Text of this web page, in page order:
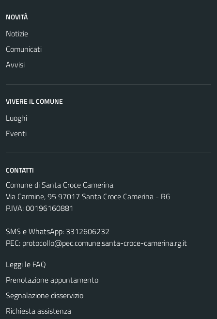
NOVITÀ
Notizie
Comunicati
Avvisi
VIVERE IL COMUNE
Luoghi
Eventi
CONTATTI
Comune di Santa Croce Camerina
Via Carmine, 95 97017 Santa Croce Camerina - RG
P.IVA: 00196160881
SMS e WhatsApp: 3312606232
PEC: protocollo@pec.comune.santa-croce-camerina.rg.it
Leggi le FAQ
Prenotazione appuntamento
Segnalazione disservizio
Richiesta assistenza